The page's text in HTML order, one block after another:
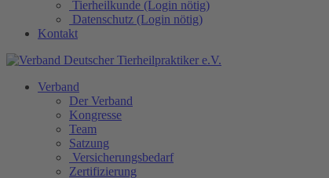
Tierheilkunde (Login nötig)
Datenschutz (Login nötig)
Kontakt
Verband
Der Verband
Kongresse
Team
Satzung
Versicherungsbedarf
Zertifizierung